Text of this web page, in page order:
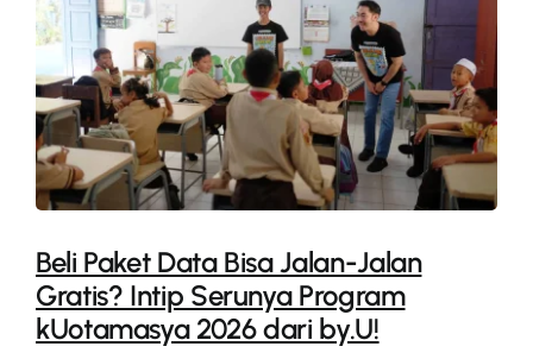
Beli Paket Data Bisa Jalan-Jalan
Gratis? Intip Serunya Program
kUotamasya 2026 dari by.U!